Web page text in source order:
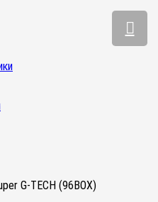
G-TECH (96BOX)